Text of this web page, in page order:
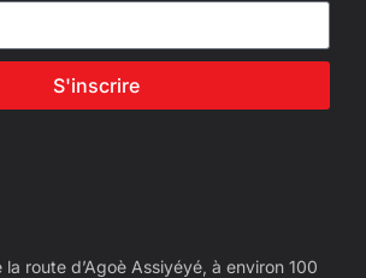
S'inscrire
la route d’Agoè Assiyéyé, à environ 100